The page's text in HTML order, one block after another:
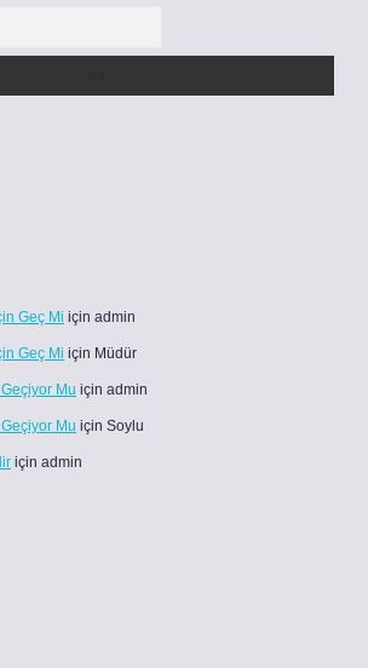
Geç Mi için admin
Geç Mi için Müdür
Mu için admin
Mu için Soylu
için admin